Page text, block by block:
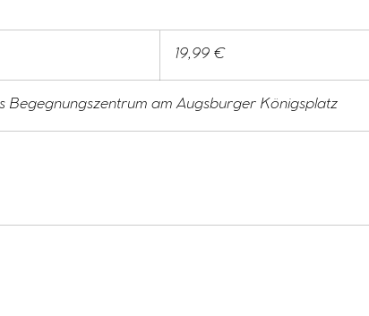
19,99 €
Begegnungszentrum am Augsburger Königsplatz